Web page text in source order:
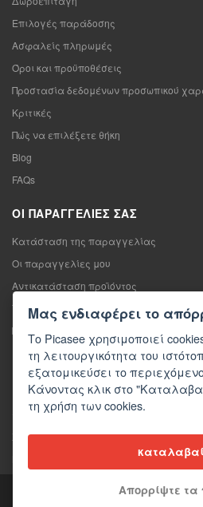
Επιλογές παράδοσης
Ασφαλείς πληρωμές
Όροι και προϋποθέσεις
Προστασία δεδομένων προσωπικού
Κριτικές
Πώς να επιλέξετε θήκη
Blog
FAQs
ΟΙ ΠΑΡΑΓΓΕΛΊΕΣ ΣΑΣ
Κατάσταση της παραγγελίας
Οι παραγγελίες μου
Αντικατάσταση προϊόντος
Υπαναχώρηση από τη σύμβαση πώλησης
Παράπονο
ΕΠΙΚΟΙΝΩΝΊΑ
Επικοινωνία
Φόρμα επικοινωνίας
Χονδρική πώληση
Μέσα ενημέρωσης σχετικά με εμάς
Copyright © 2026
Μας ενδιαφέρει το
Το Picasee χρησιμοποιεί
τη λειτουργικότητα του
εξατομικεύσει το
Κάνοντας κλικ στο
τη χρήση των cookies.
Απορρίψτε τα